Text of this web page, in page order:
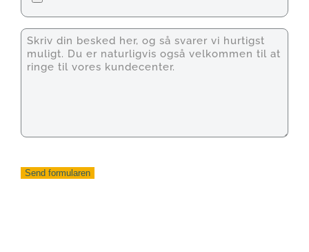
Unavngivet
Send formularen